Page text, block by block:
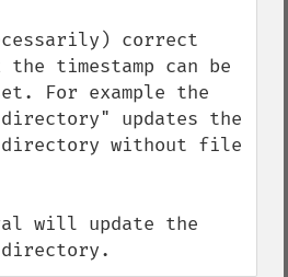
correct
timestamp can be
For example the
directory" updates the
directory without file
will update the
directory.